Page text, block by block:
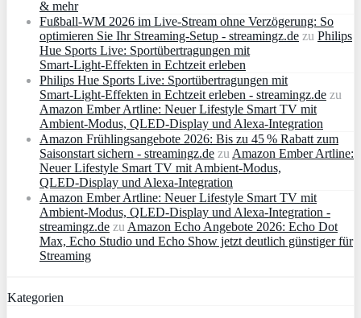
& mehr
Fußball-WM 2026 im Live-Stream ohne Verzögerung: So
optimieren Sie Ihr Streaming-Setup - streamingz.de zu Philips
Hue Sports Live: Sportübertragungen mit
Smart‑Light‑Effekten in Echtzeit erleben
Philips Hue Sports Live: Sportübertragungen mit
Smart‑Light‑Effekten in Echtzeit erleben - streamingz.de zu
Amazon Ember Artline: Neuer Lifestyle Smart TV mit
Ambient‑Modus, QLED‑Display und Alexa‑Integration
Amazon Frühlingsangebote 2026: Bis zu 45 % Rabatt zum
Saisonstart sichern - streamingz.de zu Amazon Ember Artline:
Neuer Lifestyle Smart TV mit Ambient‑Modus,
QLED‑Display und Alexa‑Integration
Amazon Ember Artline: Neuer Lifestyle Smart TV mit
Ambient‑Modus, QLED‑Display und Alexa‑Integration -
streamingz.de zu Amazon Echo Angebote 2026: Echo Dot
Max, Echo Studio und Echo Show jetzt deutlich günstiger für
Streaming
Kategorien